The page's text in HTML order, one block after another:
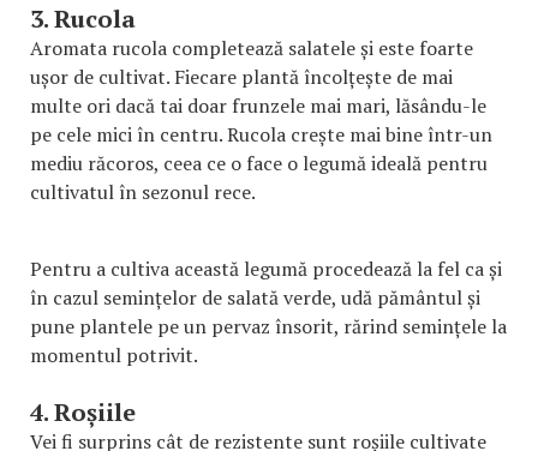
3. Rucola
Aromata rucola completează salatele și este foarte
ușor de cultivat. Fiecare plantă încolțește de mai
multe ori dacă tai doar frunzele mai mari, lăsându-le
pe cele mici în centru. Rucola crește mai bine într-un
mediu răcoros, ceea ce o face o legumă ideală pentru
cultivatul în sezonul rece.
Pentru a cultiva această legumă procedează la fel ca și
în cazul semințelor de salată verde, udă pământul și
pune plantele pe un pervaz însorit, rărind semințele la
momentul potrivit.
4. Roșiile
Vei fi surprins cât de rezistente sunt roșiile cultivate